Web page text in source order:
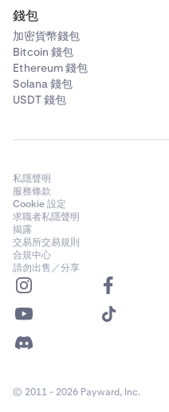
錢包
加密貨幣錢包
Bitcoin 錢包
Ethereum 錢包
Solana 錢包
USDT 錢包
私隱聲明
服務條款
Cookie 設定
求職者私隱聲明
揭露
交易所交易規則
合規中心
請勿出售／分享
© 2011 - 2026 Payward, Inc.